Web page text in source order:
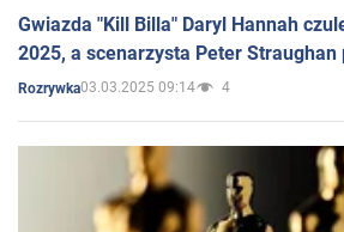
Gwiazda "Kill Billa" Daryl Hannah
2025, a scenarzysta Peter
Rozrywka03.03.2025 09:14 4